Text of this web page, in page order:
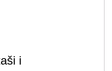
i